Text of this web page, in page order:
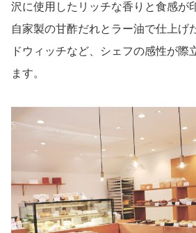
沢に使用したリッチな香りと食感が
自家製の甘酢だれとラー油で仕上げ
ドウィッチなど、シェフの感性が際
ます。